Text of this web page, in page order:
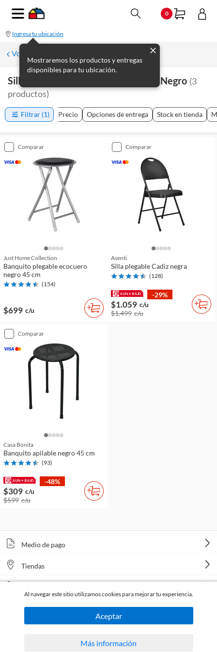
0
Ingresa tu ubicación
Mostraremos los productos y entregas
disponibles para tu ubicación.
Volver a Muebles de comedor
Sillas Y Bancos Plegables Interiores Negro (3
productos)
Filtrar (1) Precio Opciones de entrega Stock en tienda
comparar
Just Home Collection
Banquito plegable ecocuero
negro 45 cm
(154)
$699 c/u
comparar
Asenti
Silla plegable Cadiz negra
(128)
-29%
$1.059 c/u
$1.499 c/u
comparar
Casa Bonita
Banquito apilable negro 45 cm
(93)
-48%
$309 c/u
$599 c/u
Medio de pago
Tiendas
Todos los derechos reservados Homecenter Sodimac S.A. | R.U.T. 216996650015.
Al navegar este sitio utilizamos cookies para mejorar tu experiencia.
Aceptar
Más información